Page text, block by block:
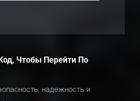
Чтобы Перейти По
надежность и